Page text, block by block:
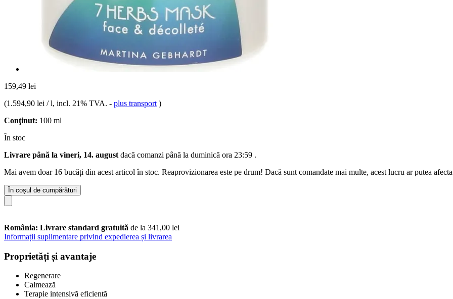
159,49 lei
(1.594,90 lei / l, incl. 21% TVA. - plus transport )
Conţinut: 100 ml
În stoc
Livrare până la vineri, 14. august dacă comanzi până la duminică ora 23:59 .
Mai avem doar 16 bucăți din acest articol în stoc. Reaprovizionarea este pe drum! Dacă sunt comandate mai multe, acest lucru ar putea
În coșul de cumpărături
România: Livrare standard gratuită de la 341,00 lei
Informații suplimentare privind expedierea și livrarea
Proprietăți și avantaje
Regenerare
Calmează
Terapie intensivă eficientă